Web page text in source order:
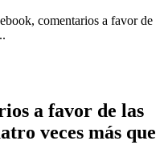
comentarios a favor de
a favor de las
veces más que